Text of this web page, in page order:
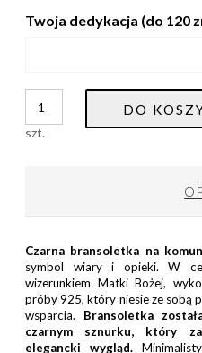
Twoja dedykacja (do 120
szt.
DO
Czarna bransoletka na
symbol wiary i opieki. W
wizerunkiem Matki Bożej,
próby 925, który niesie ze sobą
wsparcia. Bransoletka
czarnym sznurku, który
elegancki wygląd.